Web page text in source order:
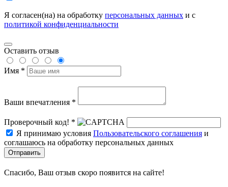
Я согласен(на) на обработку персональных данных и с
политикой конфиденциальности
Оставить отзыв
Имя *
Ваши впечатления *
Проверочный код! *
Я принимаю условия Пользовательского соглашения и
соглашаюсь на обработку персональных данных
Отправить
Спасибо, Ваш отзыв скоро появится на сайте!